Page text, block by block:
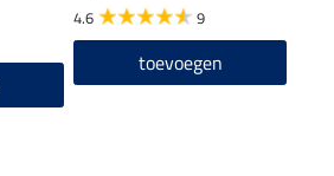
4.6 9
toevoegen